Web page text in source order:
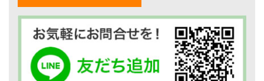
スタッフ紹介
職人紹介
採用情報
お知らせ・イベント情報